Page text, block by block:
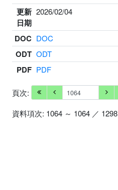
更新
日期
2026/02/04
DOC DOC
ODT ODT
PDF PDF
頁次:
資料項次: 1064 ～ 1064 ／ 1298